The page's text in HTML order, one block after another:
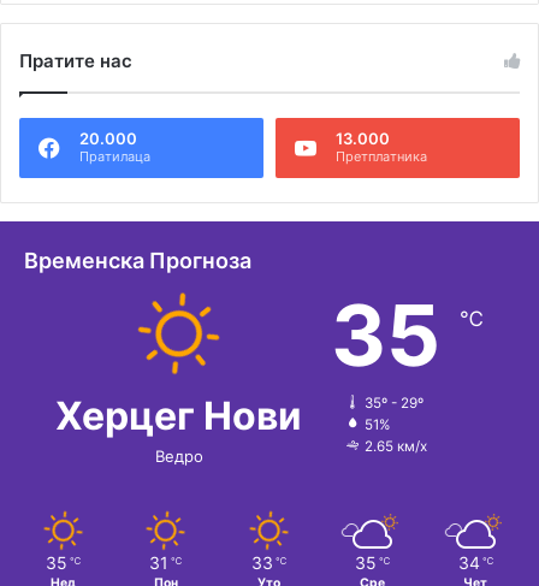
Пратите нас
20.000
Пратилаца
13.000
Претплатника
Временска Прогноза
Херцег Нови
Ведро
35 ℃
35º - 29º
51%
2.65 км/х
35 ℃ 31 ℃ 33 ℃ 35 ℃ 34 ℃